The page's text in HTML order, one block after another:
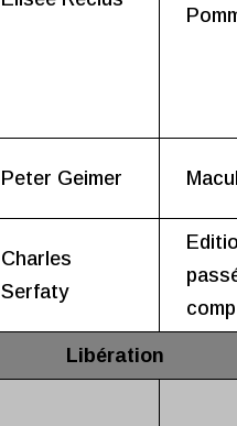
Peter Geimer
Charles
Serfaty
Libération